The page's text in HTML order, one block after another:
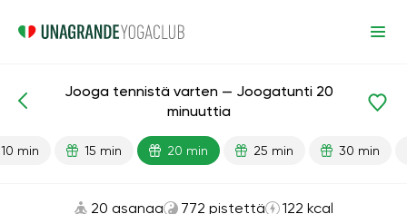
Urheilu
Jooga tennistä varten — Joogatunti 20
minuuttia
10 min 15 min 20 min 25 min 30 min
20 asanaa 772 pistettä 122 kcal